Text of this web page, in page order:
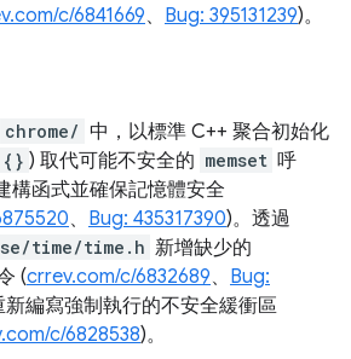
c/6841669、 Bug: 395131239)。
chrome/ 中，以標準 C++ 聚合初始化
{} ) 取代可能不安全的 memset 呼
構函式並確保記憶體安全
、 Bug: 435317390)。透過
time/time.h 新增缺少的
(crrev.com/c/6832689、 Bug:
新編寫強制執行的不安全緩衝區
c/6828538)。